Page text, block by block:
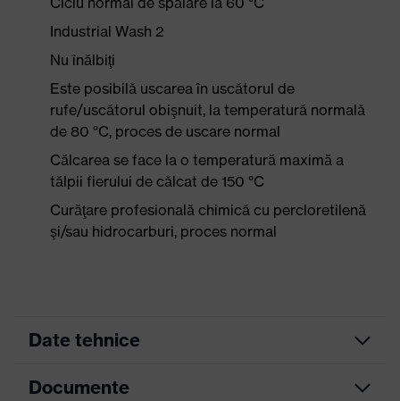
Industrial Wash 2
Nu înălbiţi
Este posibilă uscarea în uscătorul de
rufe/uscătorul obişnuit, la temperatură normală
de 80 °C, proces de uscare normal
Călcarea se face la o temperatură maximă a
tălpii fierului de călcat de 150 °C
Curăţare profesională chimică cu percloretilenă
şi/sau hidrocarburi, proces normal
Date tehnice
Culoare
Documente